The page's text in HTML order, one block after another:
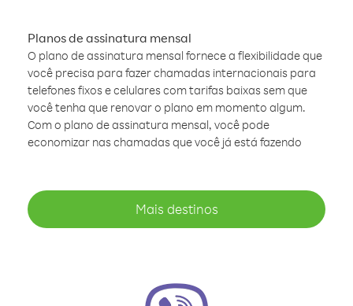
Planos de assinatura mensal
O plano de assinatura mensal fornece a flexibilidade que
você precisa para fazer chamadas internacionais para
telefones fixos e celulares com tarifas baixas sem que
você tenha que renovar o plano em momento algum.
Com o plano de assinatura mensal, você pode
economizar nas chamadas que você já está fazendo
Mais destinos